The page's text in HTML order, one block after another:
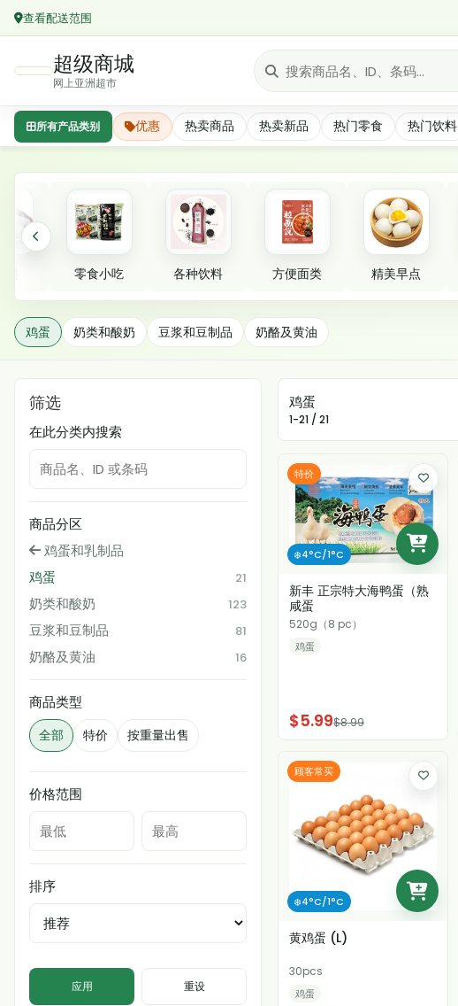
查看配送范围
超级商城
网上亚洲超市
所有产品类别 优惠 热卖商品 热卖新品 热门零食 热门饮料
精选分类
零食小吃 各种饮料 方便面类 精美早点
鸡蛋
鸡蛋 奶类和酸奶 豆浆和豆制品 奶酪及黄油
筛选
在此分类内搜索
商品分区
鸡蛋和乳制品
鸡蛋
21
奶类和酸奶 123
豆浆和豆制品 81
奶酪及黄油 16
商品类型
全部 特价 按重量出售
价格范围
排序
应用 重设
鸡蛋
1-21 / 21
特价
❄️4°C/1°C
新丰 正宗特大海鸭蛋（熟
咸蛋
520g（8 pc）
鸡蛋
$5.99$8.99
顾客常买
❄️4°C/1°C
黄鸡蛋 (L)
30pcs
鸡蛋